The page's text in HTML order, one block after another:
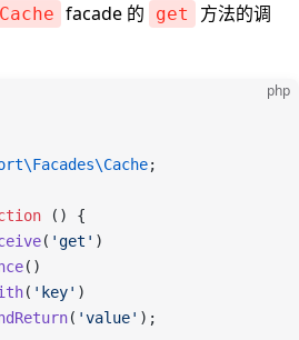
Cache facade 的 get
方法的调
php
Cache;
()
{
( 'get' )
()
( 'key' )
( 'value' );